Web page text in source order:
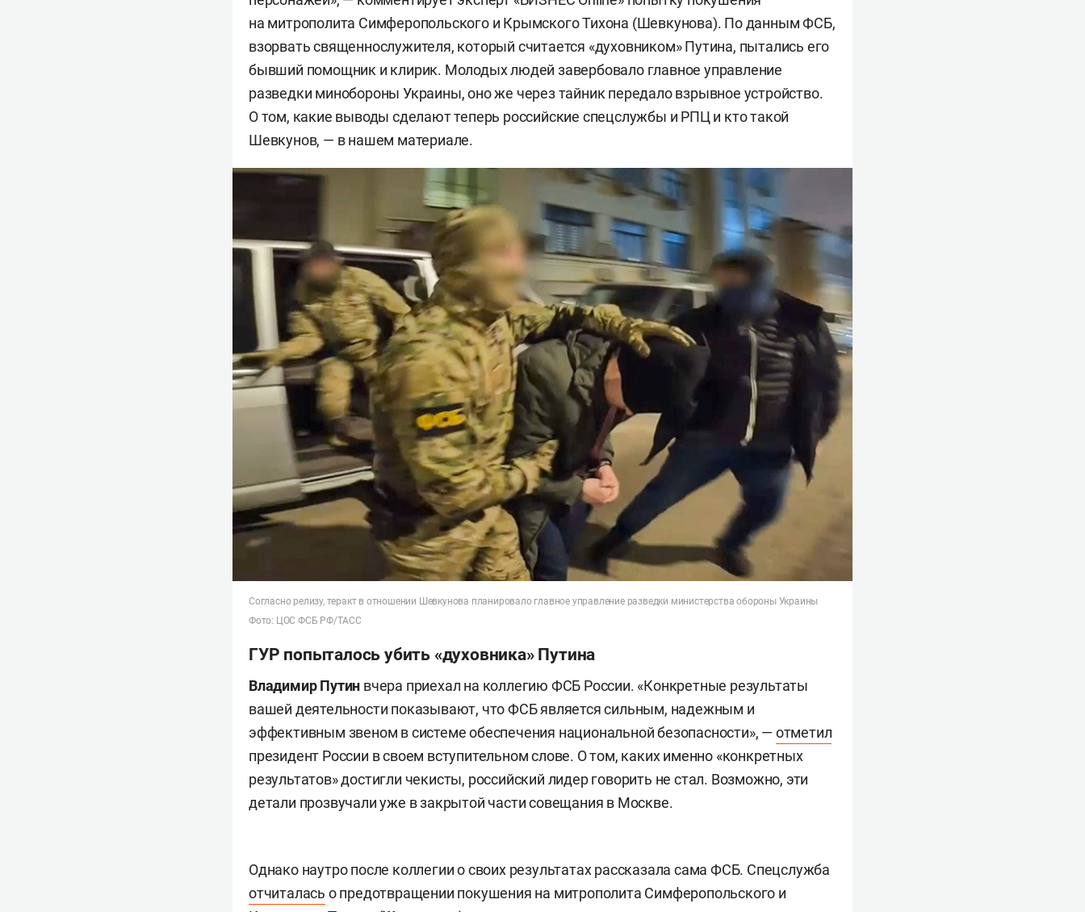
на митрополита Симферопольского и Крымского Тихона (Шевкунова). По данным ФСБ,
взорвать священнослужителя, который считается «духовником» Путина, пытались его
бывший помощник и клирик. Молодых людей завербовало главное управление
разведки минобороны Украины, оно же через тайник передало взрывное устройство.
О том, какие выводы сделают теперь российские спецслужбы и РПЦ и кто такой
Шевкунов, — в нашем материале.
Согласно релизу, теракт в отношении Шевкунова планировало главное управление разведки министерства обороны Украины
Фото: ЦОС ФСБ РФ/ТАСС
ГУР попыталось убить «духовника» Путина
Владимир Путин вчера приехал на коллегию ФСБ России. «Конкретные результаты
вашей деятельности показывают, что ФСБ является сильным, надежным и
эффективным звеном в системе обеспечения национальной безопасности», — отметил
президент России в своем вступительном слове. О том, каких именно «конкретных
результатов» достигли чекисты, российский лидер говорить не стал. Возможно, эти
детали прозвучали уже в закрытой части совещания в Москве.
Однако наутро после коллегии о своих результатах рассказала сама ФСБ. Спецслужба
отчиталась о предотвращении покушения на митрополита Симферопольского и